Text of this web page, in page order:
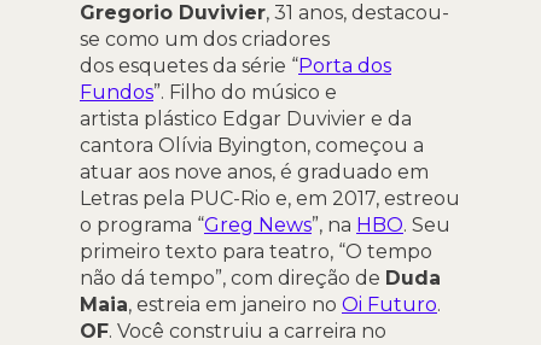
Gregorio Duvivier, 31 anos, destacou-
se como um dos criadores
dos esquetes da série “Porta dos
Fundos”. Filho do músico e
artista plástico Edgar Duvivier e da
cantora Olívia Byington, começou a
atuar aos nove anos, é graduado em
Letras pela PUC-Rio e, em 2017, estreou
o programa “Greg News”, na HBO. Seu
primeiro texto para teatro, “O tempo
não dá tempo”, com direção de Duda
Maia, estreia em janeiro no Oi Futuro.
OF. Você construiu a carreira no